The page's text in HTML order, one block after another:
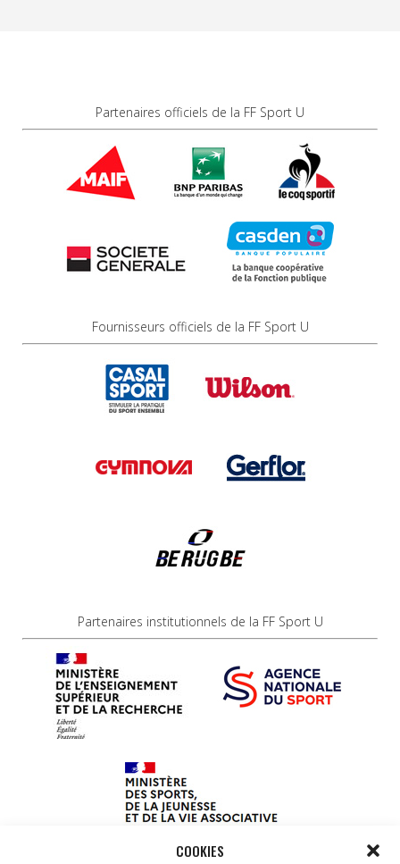
COOKIES
Partenaires officiels de la FF Sport U
Fournisseurs officiels de la FF Sport U
Partenaires institutionnels de la FF Sport U